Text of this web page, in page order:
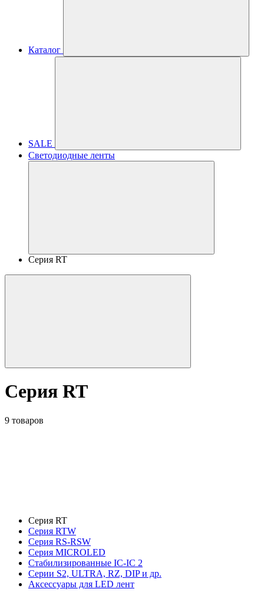
Каталог
SALE
Светодиодные ленты
Серия RT
Серия RT
9 товаров
Серия RT
Серия RTW
Серия RS-RSW
Серия MICROLED
Стабилизированные IC-IC 2
Серии S2, ULTRA, RZ, DIP и др.
Аксессуары для LED лент